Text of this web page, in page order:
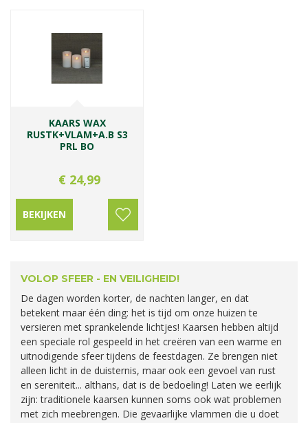
KAARS WAX
RUSTK+VLAM+A.B S3
PRL BO
€ 24,99
BEKIJKEN
VOLOP SFEER - EN VEILIGHEID!
De dagen worden korter, de nachten langer, en dat
betekent maar één ding: het is tijd om onze huizen te
versieren met sprankelende lichtjes! Kaarsen hebben altijd
een speciale rol gespeeld in het creëren van een warme en
uitnodigende sfeer tijdens de feestdagen. Ze brengen niet
alleen licht in de duisternis, maar ook een gevoel van rust
en sereniteit... althans, dat is de bedoeling! Laten we eerlijk
zijn: traditionele kaarsen kunnen soms ook wat problemen
met zich meebrengen. Die gevaarlijke vlammen die u doet